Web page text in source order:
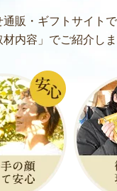
の「アイスクリーム
組み合わせでお届け
ンヨーグルト
販・ギフトサイトで
内容」でご紹介しま